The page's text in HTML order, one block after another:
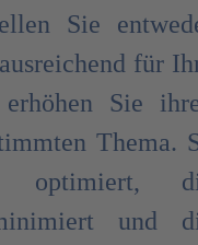
Sie
für
Sie
Thema.
optimiert,
und